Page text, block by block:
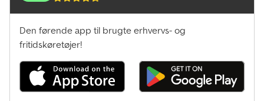
Den førende app til brugte erhvervs- og
fritidskøretøjer!